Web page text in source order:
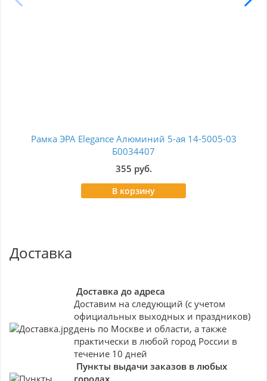
Рамка ЭРА Elegance Алюминий 5-ая 14-5005-03
Б0034407
355 руб.
В корзину
Доставка
Доставка до адреса
Доставим на следующий (с учетом
официальных выходных и праздников)
день по Москве и области, а также
практически в любой город России в
течение 10 дней
Пункты выдачи заказов в любых
городах